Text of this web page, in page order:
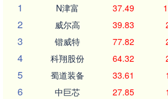
1
N津富 37.49
2 威尔高 39.83
3 锴威特 77.82
4 科翔股份 64.32
5 蜀道装备 33.61
6 中巨芯 27.85